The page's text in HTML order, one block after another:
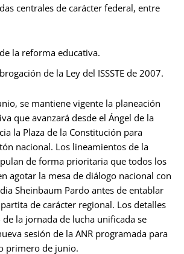
centrales de carácter federal, entre
la reforma educativa.
de la Ley del ISSSTE de 2007.
se mantiene vigente la planeación
que avanzará desde el Ángel de la
la Plaza de la Constitución para
nacional. Los lineamientos de la
de forma prioritaria que todos los
agotar la mesa de diálogo nacional con
Sheinbaum Pardo antes de entablar
de carácter regional. Los detalles
la jornada de lucha unificada se
sesión de la ANR programada para
primero de junio.